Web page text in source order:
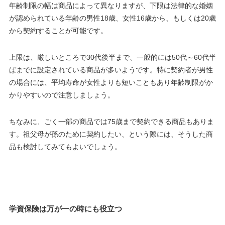
年齢制限の幅は商品によって異なりますが、下限は法律的な婚姻
が認められている年齢の男性18歳、女性16歳から、もしくは20歳
から契約することが可能です。
上限は、厳しいところで30代後半まで、一般的には50代～60代半
ばまでに設定されている商品が多いようです。特に契約者が男性
の場合には、 平均寿命が女性よりも短いこともあり年齢制限がか
かりやすいので注意しましょう。
ちなみに、ごく一部の商品では75歳まで契約できる商品もありま
す。祖父母が孫のために契約したい、という際には、そうした商
品も検討してみてもよいでしょう。
学資保険は万が一の時にも役立つ